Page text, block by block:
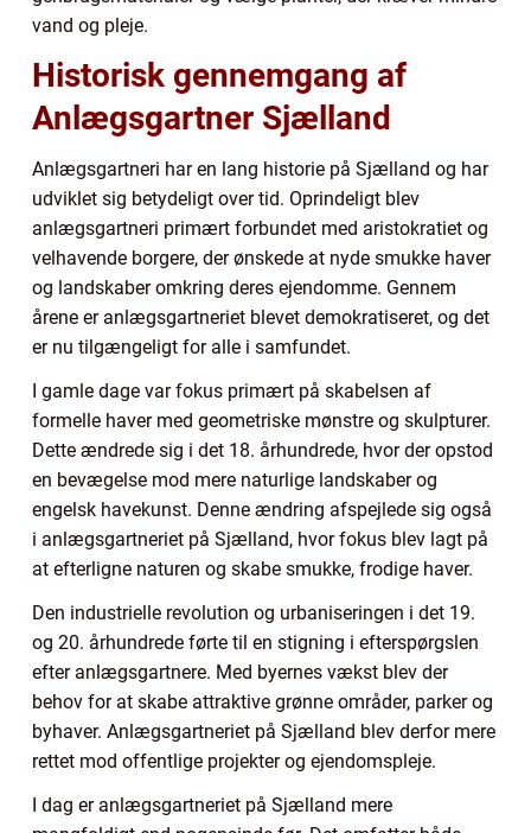
vand og pleje.
Historisk gennemgang af
Anlægsgartner Sjælland
Anlægsgartneri har en lang historie på Sjælland og har
udviklet sig betydeligt over tid. Oprindeligt blev
anlægsgartneri primært forbundet med aristokratiet og
velhavende borgere, der ønskede at nyde smukke haver
og landskaber omkring deres ejendomme. Gennem
årene er anlægsgartneriet blevet demokratiseret, og det
er nu tilgængeligt for alle i samfundet.
I gamle dage var fokus primært på skabelsen af
formelle haver med geometriske mønstre og skulpturer.
Dette ændrede sig i det 18. århundrede, hvor der opstod
en bevægelse mod mere naturlige landskaber og
engelsk havekunst. Denne ændring afspejlede sig også
i anlægsgartneriet på Sjælland, hvor fokus blev lagt på
at efterligne naturen og skabe smukke, frodige haver.
Den industrielle revolution og urbaniseringen i det 19.
og 20. århundrede førte til en stigning i efterspørgslen
efter anlægsgartnere. Med byernes vækst blev der
behov for at skabe attraktive grønne områder, parker og
byhaver. Anlægsgartneriet på Sjælland blev derfor mere
rettet mod offentlige projekter og ejendomspleje.
I dag er anlægsgartneriet på Sjælland mere